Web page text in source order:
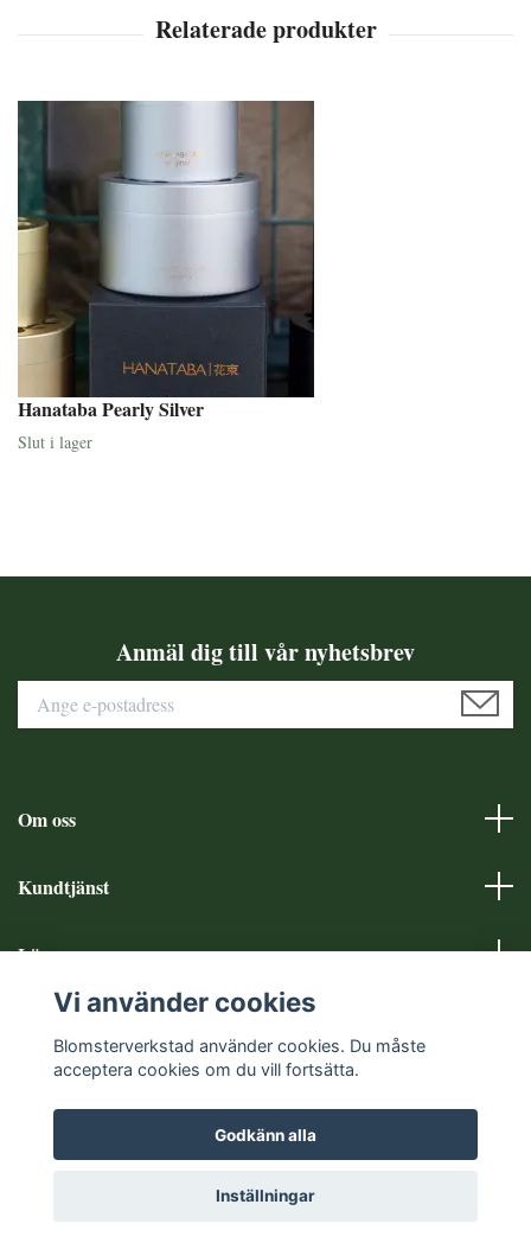
Hanataba Pearly Silver
Slut i lager
Anmäl dig till vår nyhetsbrev
Om oss
Kundtjänst
Läs mer
Sociala medier
© 2026 Blomsterverkstad
Vi använder cookies
Blomsterverkstad använder cookies. Du måste
acceptera cookies om du vill fortsätta.
Godkänn alla
Inställningar